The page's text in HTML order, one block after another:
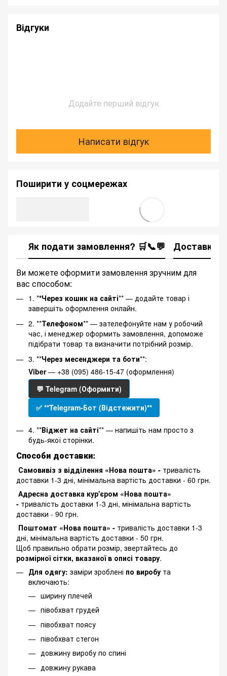
Відгуки
Додайте перший відгук
Написати відгук
Поширити у соцмережах
Як подати замовлення? 🛒📞💬 Доставка
Ви можете оформити замовлення зручним для
вас способом:
1. **Через кошик на сайті** — додайте товар і
завершіть оформлення онлайн.
2. **Телефоном** — зателефонуйте нам у робочий
час, і менеджер оформить замовлення, допоможе
підібрати товар та визначити потрібний розмір.
3. **Через месенджери та боти**:
Viber— +38 (095) 486-15-47 (оформлення)
💬 Telegram (Оформити)
✅ **Telegram-Бот (Відстежити)**
4. **Віджет на сайті** — напишіть нам просто з
будь-якої сторінки.
Способи доставки:
Самовивіз з відділення «Нова пошта» - тривалість
доставки 1-3 дні, мінімальна вартість доставки - 60 грн.
Адресна доставка кур'єром «Нова пошта»
- тривалість доставки 1-3 дні, мінімальна вартість
доставки - 90 грн.
Поштомат «Нова пошта» - тривалість доставки 1-3
дні, мінімальна вартість доставки - 50 грн.
Щоб правильно обрати розмір, звертайтесь до
розмірної сітки, вказаної в описі товару.
Для одягу: заміри зроблені по виробу та
включають:
ширину плечей
півобхват грудей
півобхват поясу
півобхват стегон
довжину виробу по спині
довжину рукава